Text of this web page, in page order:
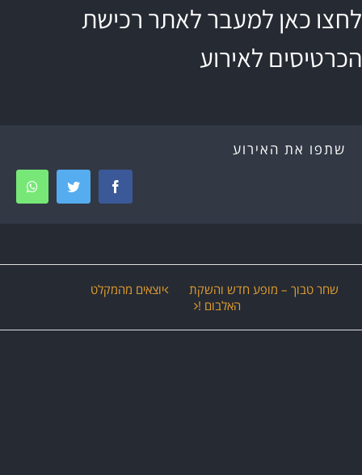
לחצו כאן למעבר לאתר רכישת
הכרטיסים לאירוע
שתפו את האירוע
Facebook
Twitter
אירועשחר טבוך – מופע חדש והשקת
האלבום !
יוצאים מהמקלט